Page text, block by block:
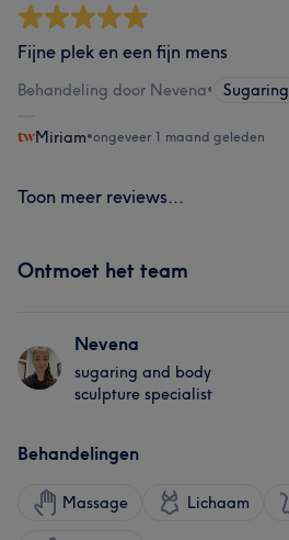
Fijne plek en een fijn mens
Behandeling door Nevena• Sugaring
Miriam•ongeveer 1 maand geleden
Toon meer reviews...
Ontmoet het team
Nevena
sugaring and body
sculpture specialist
Behandelingen
Massage Lichaam